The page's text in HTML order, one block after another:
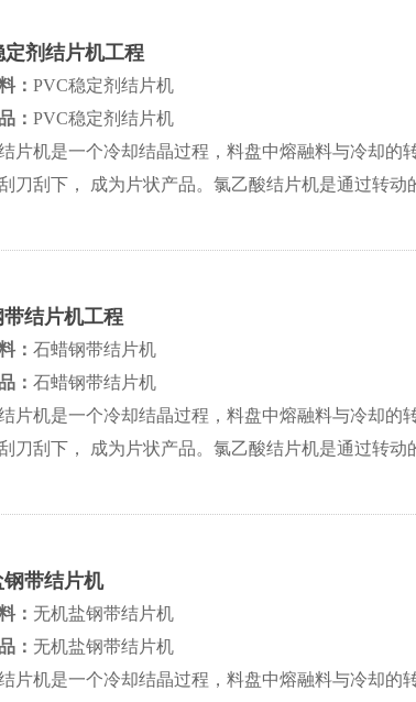
定剂结片机工程
： PVC稳定剂结片机
： PVC稳定剂结片机
片机是一个冷却结晶过程，料盘中熔融料与冷却的
刀刮下， 成为片状产品。氯乙酸结片机是通过转
结片机工程
： 石蜡钢带结片机
： 石蜡钢带结片机
片机是一个冷却结晶过程，料盘中熔融料与冷却的
刀刮下， 成为片状产品。氯乙酸结片机是通过转
钢带结片机
： 无机盐钢带结片机
： 无机盐钢带结片机
片机是一个冷却结晶过程，料盘中熔融料与冷却的